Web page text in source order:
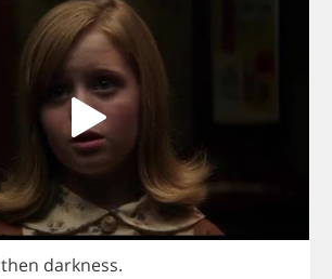
then darkness.